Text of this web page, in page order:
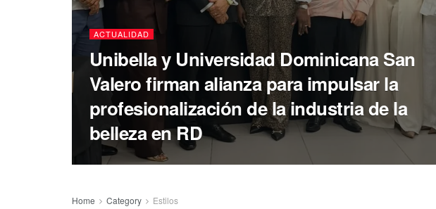
ACTUALIDAD
Unibella y Universidad Dominicana San
Valero firman alianza para impulsar la
profesionalización de la industria de la
belleza en RD
Home Category Estilos